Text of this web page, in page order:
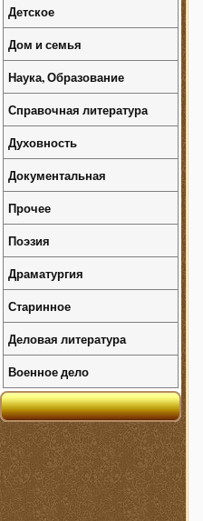
Детское
Дом и семья
Наука, Образование
Справочная литература
Духовность
Документальная
Прочее
Поэзия
Драматургия
Старинное
Деловая литература
Военное дело